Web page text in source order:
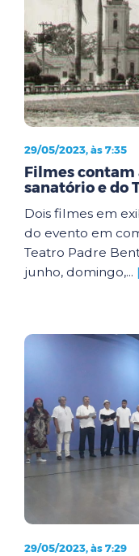
29/05/2023, às 7:35
Filmes
sanatório e do
Dois filmes em
do evento em
Teatro Padre
junho, domingo,...
29/05/2023, às 7:29